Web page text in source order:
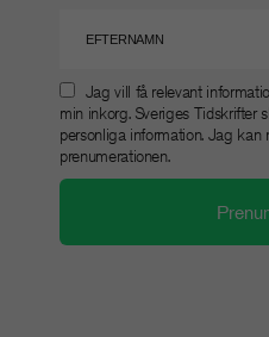
Jag vill få relevant
min inkorg. Sveriges Tidskrifter
personliga information. Jag kan
prenumerationen.